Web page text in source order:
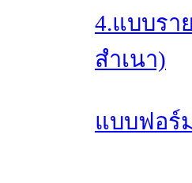
4.แบบรา
สำเนา)
แบบฟอร์